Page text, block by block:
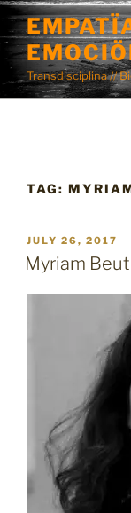
Skip
to
content
Transdisciplina //
TAG:
POSTED
ON
JULY 26, 2017
Myriam